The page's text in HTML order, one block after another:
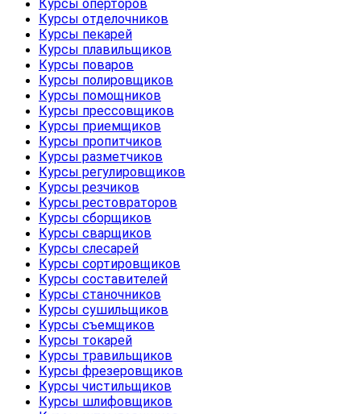
Курсы оперторов
Курсы отделочников
Курсы пекарей
Курсы плавильщиков
Курсы поваров
Курсы полировщиков
Курсы помощников
Курсы прессовщиков
Курсы приемщиков
Курсы пропитчиков
Курсы разметчиков
Курсы регулировщиков
Курсы резчиков
Курсы рестовраторов
Курсы сборщиков
Курсы сварщиков
Курсы слесарей
Курсы сортировщиков
Курсы составителей
Курсы станочников
Курсы сушильщиков
Курсы съемщиков
Курсы токарей
Курсы травильщиков
Курсы фрезеровщиков
Курсы чистильщиков
Курсы шлифовщиков